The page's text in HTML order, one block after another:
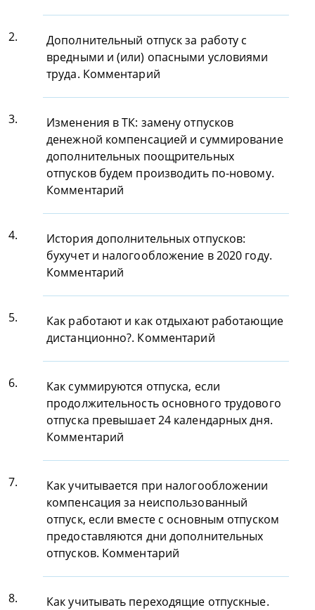
2.
Дополнительный отпуск за работу с
вредными и (или) опасными условиями
труда. Комментарий
3.
Изменения в ТК: замену отпусков
денежной компенсацией и суммирование
дополнительных поощрительных
отпусков будем производить по-новому.
Комментарий
4.
История дополнительных отпусков:
бухучет и налогообложение в 2020 году.
Комментарий
5.
Как работают и как отдыхают работающие
дистанционно?. Комментарий
6.
Как суммируются отпуска, если
продолжительность основного трудового
отпуска превышает 24 календарных дня.
Комментарий
7.
Как учитывается при налогообложении
компенсация за неиспользованный
отпуск, если вместе с основным отпуском
предоставляются дни дополнительных
отпусков. Комментарий
8.
Как учитывать переходящие отпускные.